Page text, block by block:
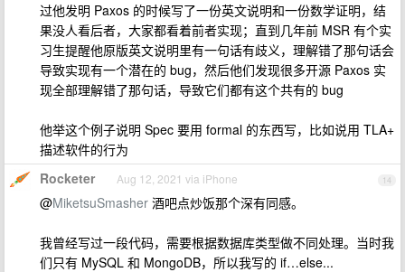
过他发明 Paxos 的时候写了一份英文说明和一份数学证明，结
果没人看后者，大家都看着前者实现；直到几年前 MSR 有个实
习生提醒他原版英文说明里有一句话有歧义，理解错了那句话会
导致实现有一个潜在的 bug，然后他们发现很多开源 Paxos 实
现全部理解错了那句话，导致它们都有这个共有的 bug
他举这个例子说明 Spec 要用 formal 的东西写，比如说用 TLA+
描述软件的行为
14
Rocketer Aug 12, 2021 via iPhone
@MiketsuSmasher 酒吧点炒饭那个深有同感。
我曾经写过一段代码，需要根据数据库类型做不同处理。当时我
们只有 MySQL 和 MongoDB，所以我写的 if…else...